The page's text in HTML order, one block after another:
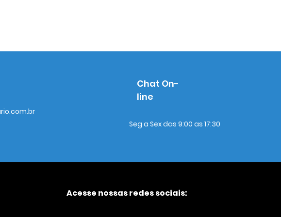
Chat On-
line
Seg a Sex das 9:00 as 17:30
Acesse nossas redes sociais: